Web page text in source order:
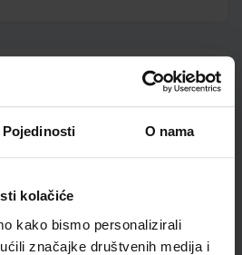
Pojedinosti O nama
kolačiće
kako bismo personalizirali
značajke društvenih medija i
598280
kom